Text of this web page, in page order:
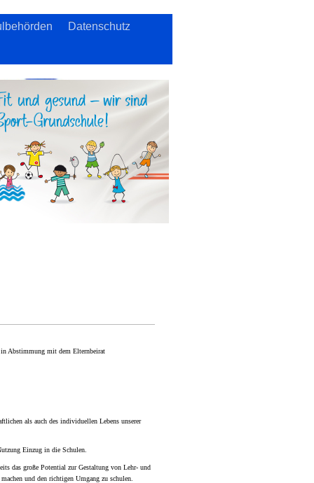
Datenschutz
in Abstimmung mit dem Elternbeirat
als auch des individuellen Lebens unserer
Einzug in die Schulen.
das große Potential zur Gestaltung von Lehr- und
und den richtigen Umgang zu schulen.